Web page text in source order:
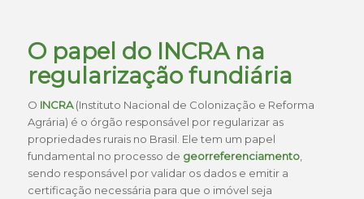
O papel do INCRAna
regularização fundiária
O INCRA(Instituto Nacional de Colonização e Reforma
Agrária) é o órgão responsável por regularizar as
propriedades rurais no Brasil. Ele tem um papel
fundamental no processo de georreferenciamento,
sendo responsável por validar os dados e emitir a
certificação necessária para que o imóvel seja